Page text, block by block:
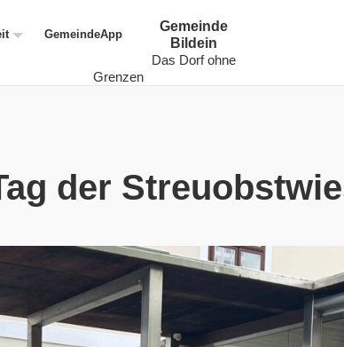
GemeindeApp
Gemeinde
Bildein
Das Dorf ohne
Grenzen
der